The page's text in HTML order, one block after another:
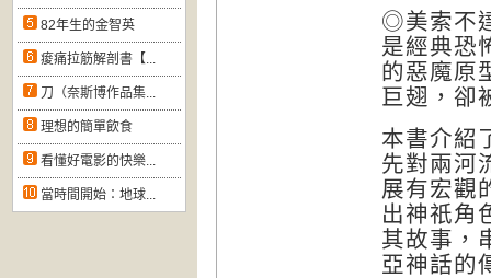
82年生的金智英
痠痛拉筋解剖書【...
刀（奈斯博作品集...
理想的簡單飲食
看懂好電影的快樂...
當時間開始：地球...
◎美索不
是經典恐
的惡魔原
巨翅，卻
本書介紹
先對兩河
展有宏觀
出神祇角
其故事，
亞神話的